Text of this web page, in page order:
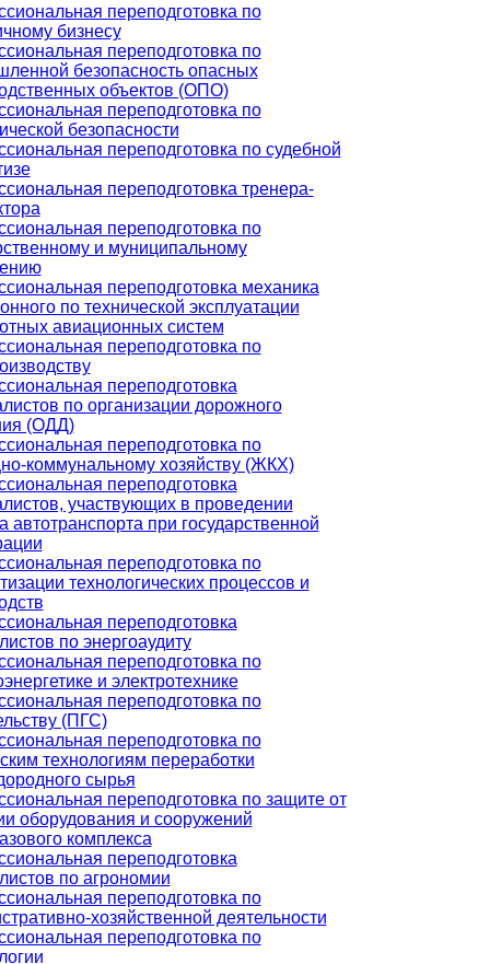
переподготовка по
бизнесу
переподготовка по
безопасность опасных
объектов (ОПО)
переподготовка по
безопасности
переподготовка по судебной
переподготовка тренера-
переподготовка по
и муниципальному
переподготовка механика
по технической эксплуатации
авиационных систем
переподготовка по
переподготовка
по организации дорожного
(ОДД)
переподготовка по
коммунальному хозяйству (ЖКХ)
переподготовка
участвующих в проведении
автотранспорта при государственной
переподготовка по
технологических процессов и
переподготовка
по энергоаудиту
переподготовка по
и электротехнике
переподготовка по
(ПГС)
переподготовка по
технологиям переработки
сырья
переподготовка по защите от
оборудования и сооружений
комплекса
переподготовка
по агрономии
переподготовка по
хозяйственной деятельности
переподготовка по